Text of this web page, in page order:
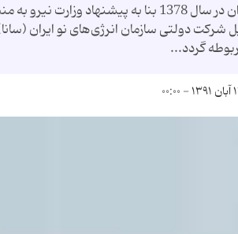
هیأت وزیران در سال 1378 بنا به
شرکت دولتی سازمان انرژی‌های نو ایران
گردد...